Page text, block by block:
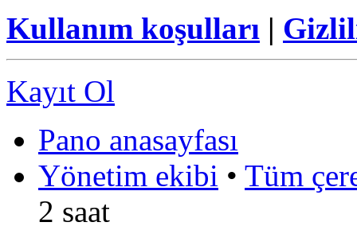
Kullanım koşulları |
Kayıt Ol
Pano anasayfası
Yönetim ekibi • Tüm
2 saat